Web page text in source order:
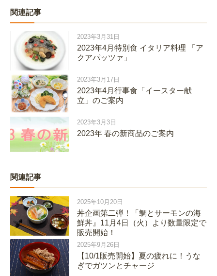
関連記事
2023年3月31日
2023年4月特別食 イタリア料理 「ア
クアパッツァ」
2023年3月17日
2023年4月行事食「イースター献
立」のご案内
2023年3月3日
2023年 春の新商品のご案内
関連記事
2025年10月20日
丼企画第二弾！「鯛とサーモンの海
鮮丼』11月4日（火）より数量限定で
販売開始！
2025年9月26日
【10/1販売開始】夏の疲れに！うな
ぎでガツンとチャージ